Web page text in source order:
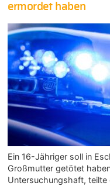
ermordet haben
Ein 16-Jähriger soll in
Großmutter getötet
Untersuchungshaft, teilte